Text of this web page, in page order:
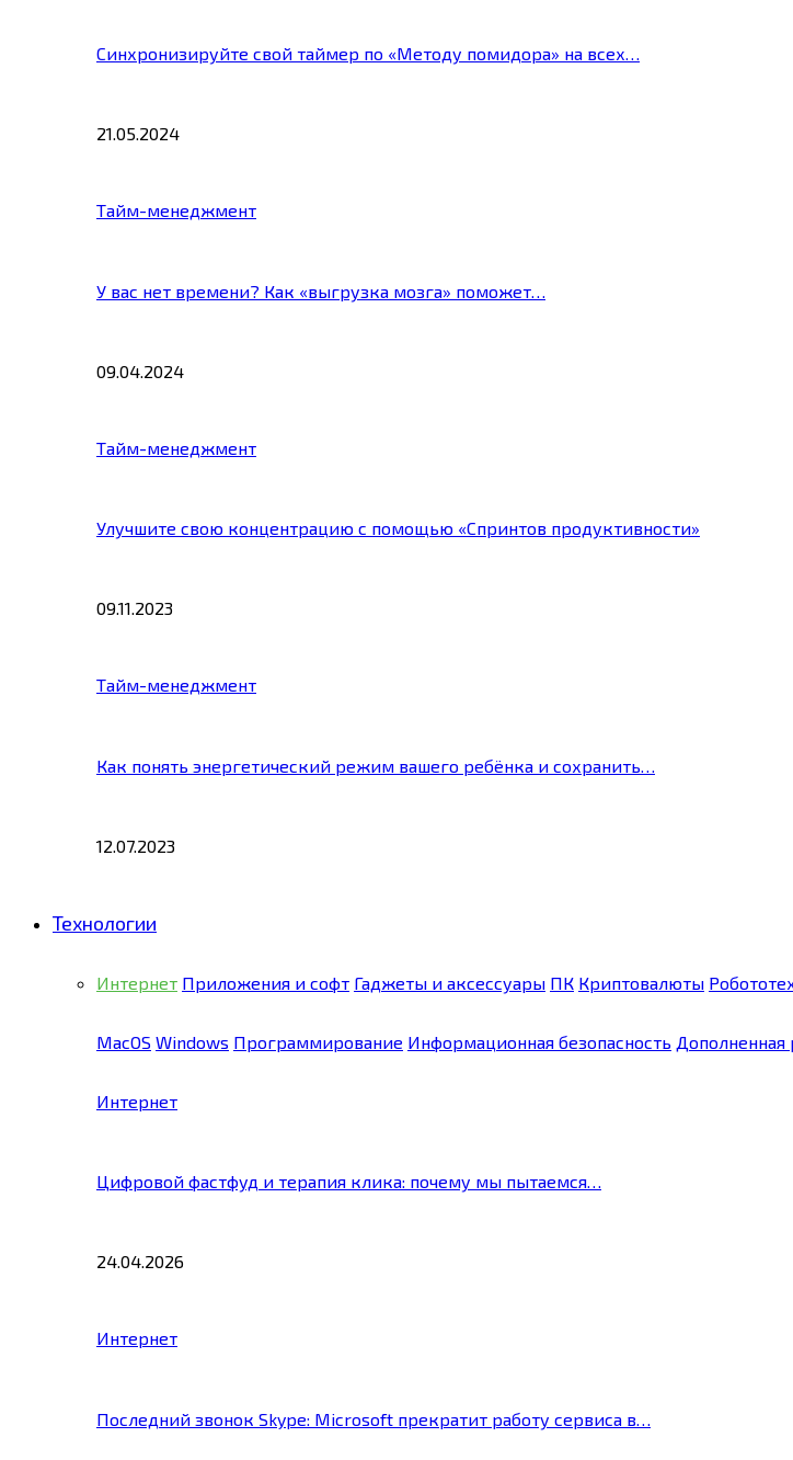
Синхронизируйте свой таймер по «Методу помидора» на всех…
21.05.2024
Тайм-менеджмент
У вас нет времени? Как «выгрузка мозга» поможет…
09.04.2024
Тайм-менеджмент
Улучшите свою концентрацию с помощью «Спринтов продуктивности»
09.11.2023
Тайм-менеджмент
Как понять энергетический режим вашего ребёнка и сохранить…
12.07.2023
Технологии
Интернет Приложения и софт Гаджеты и аксессуары ПК Криптовалюты
MacOS Windows Программирование Информационная безопасность Дополненная
Интернет
Цифровой фастфуд и терапия клика: почему мы пытаемся…
24.04.2026
Интернет
Последний звонок Skype: Microsoft прекратит работу сервиса в…